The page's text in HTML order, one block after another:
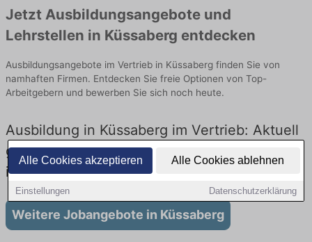
Alle Cookies akzeptieren Alle Cookies ablehnen
Einstellungen Datenschutzerklärung
Jetzt Ausbildungsangebote und
Lehrstellen in Küssaberg entdecken
Ausbildungsangebote im Vertrieb in Küssaberg finden Sie von
namhaften Firmen. Entdecken Sie freie Optionen von Top-
Arbeitgebern und bewerben Sie sich noch heute.
Ausbildung in Küssaberg im Vertrieb: Aktuell
gibt es keine Stellenangebote für Ausbildung
in Küssaberg
Weitere Jobangebote in Küssaberg